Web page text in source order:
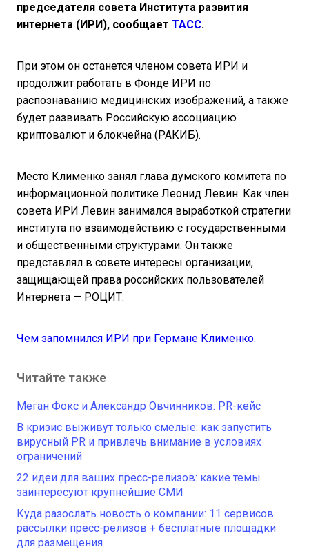
председателя совета Института развития
интернета (ИРИ), сообщает ТАСС.
При этом он останется членом совета ИРИ и
продолжит работать в Фонде ИРИ по
распознаванию медицинских изображений, а также
будет развивать Российскую ассоциацию
криптовалют и блокчейна (РАКИБ).
Место Клименко занял глава думского комитета по
информационной политике Леонид Левин. Как член
совета ИРИ Левин занимался выработкой стратегии
института по взаимодействию с государственными
и общественными структурами. Он также
представлял в совете интересы организации,
защищающей права российских пользователей
Интернета — РОЦИТ.
Чем запомнился ИРИ при Германе Клименко.
Читайте также
Меган Фокс и Александр Овчинников: PR-кейс
В кризис выживут только смелые: как запустить
вирусный PR и привлечь внимание в условиях
ограничений
22 идеи для ваших пресс-релизов: какие темы
заинтересуют крупнейшие СМИ
Куда разослать новость о компании: 11 сервисов
рассылки пресс-релизов + бесплатные площадки
для размещения